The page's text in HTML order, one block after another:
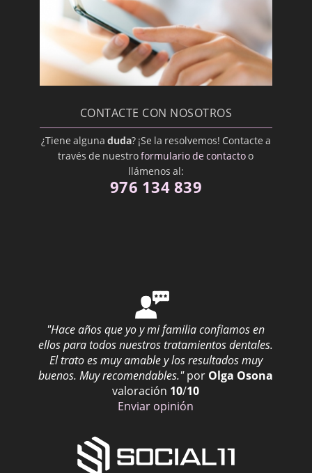
Maloclusión
Membrana Mucosa
Mucosa Oral
Odontopediatra
Oseointegración
Osteoplastía
Prostodoncista
Prótesis Dental
Prótesis Inmediata
Prótesis Parcial Removible
Pulpectomía
Quiste
CONTACTE CON NOSOTROS
¿Tiene alguna duda? ¡Se la resolvemos! Contacte a
través de nuestroformulario de contactoo
llámenos al:
976 134 839
"Hace años que yo y mi familia confiamos en
ellos para todos nuestros tratamientos dentales.
El trato es muy amable y los resultados muy
buenos. Muy recomendables." por Olga Osona
valoración 10/10
Enviar opinión